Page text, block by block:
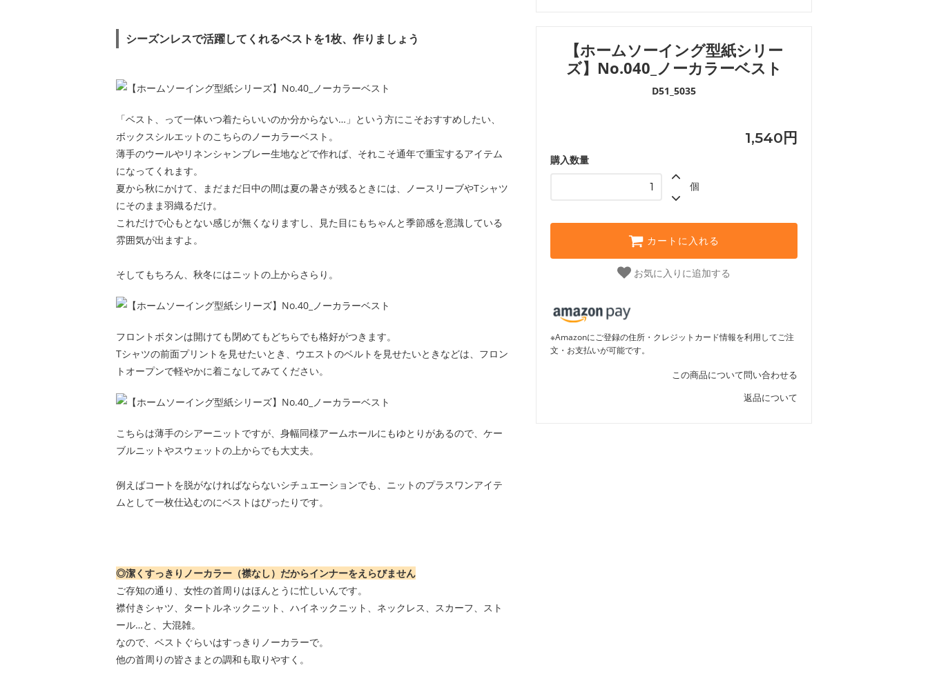
【ホームソーイング型紙シリー
ズ】No.040_ノーカラーベスト
D51_5035
1,540円
購入数量
個
カートに入れる
お気に入りに追加する
※Amazonにご登録の住所・クレジットカード情報を利用してご注
文・お支払いが可能です。
この商品について問い合わせる
返品について
シーズンレスで活躍してくれるベストを1枚、作りましょう
「ベスト、って一体いつ着たらいいのか分からない…」という方にこそおすすめしたい、
ボックスシルエットのこちらのノーカラーベスト。
薄手のウールやリネンシャンブレー生地などで作れば、それこそ通年で重宝するアイテム
になってくれます。
夏から秋にかけて、まだまだ日中の間は夏の暑さが残るときには、ノースリーブやTシャツ
にそのまま羽織るだけ。
これだけで心もとない感じが無くなりますし、見た目にもちゃんと季節感を意識している
雰囲気が出ますよ。
そしてもちろん、秋冬にはニットの上からさらり。
フロントボタンは開けても閉めてもどちらでも格好がつきます。
Tシャツの前面プリントを見せたいとき、ウエストのベルトを見せたいときなどは、フロン
トオープンで軽やかに着こなしてみてください。
こちらは薄手のシアーニットですが、身幅同様アームホールにもゆとりがあるので、ケー
ブルニットやスウェットの上からでも大丈夫。
例えばコートを脱がなければならないシチュエーションでも、ニットのプラスワンアイテ
ムとして一枚仕込むのにベストはぴったりです。
◎潔くすっきりノーカラー（襟なし）だからインナーをえらびません
ご存知の通り、女性の首周りはほんとうに忙しいんです。
襟付きシャツ、タートルネックニット、ハイネックニット、ネックレス、スカーフ、スト
ール…と、大混雑。
なので、ベストぐらいはすっきりノーカラーで。
他の首周りの皆さまとの調和も取りやすく。